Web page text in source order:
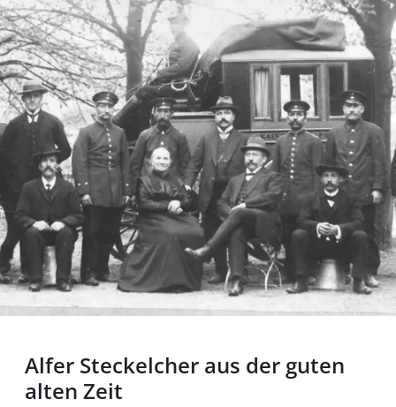
Alfer Steckelcher aus der guten
alten Zeit